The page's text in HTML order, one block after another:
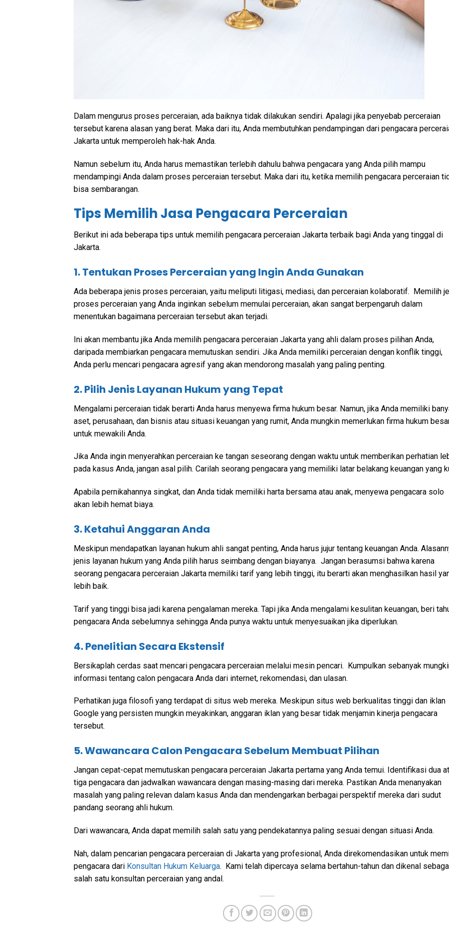
Dalam mengurus proses perceraian, ada baiknya tidak dilakukan sendiri. Apalagi jika penyebab perceraian
tersebut karena alasan yang berat. Maka dari itu, Anda membutuhkan pendampingan dari pengacara
Jakarta untuk memperoleh hak-hak Anda.
Namun sebelum itu, Anda harus memastikan terlebih dahulu bahwa pengacara yang Anda pilih mampu
mendampingi Anda dalam proses perceraian tersebut. Maka dari itu, ketika memilih pengacara perceraian
bisa sembarangan.
Tips Memilih Jasa Pengacara Perceraian
Berikut ini ada beberapa tips untuk memilih pengacara perceraian Jakarta terbaik bagi Anda yang tinggal di
Jakarta.
1. Tentukan Proses Perceraian yang Ingin Anda Gunakan
Ada beberapa jenis proses perceraian, yaitu meliputi litigasi, mediasi, dan perceraian kolaboratif. Memilih
proses perceraian yang Anda inginkan sebelum memulai perceraian, akan sangat berpengaruh dalam
menentukan bagaimana perceraian tersebut akan terjadi.
Ini akan membantu jika Anda memilih pengacara perceraian Jakarta yang ahli dalam proses pilihan Anda,
daripada membiarkan pengacara memutuskan sendiri. Jika Anda memiliki perceraian dengan konflik tinggi,
Anda perlu mencari pengacara agresif yang akan mendorong masalah yang paling penting.
2. Pilih Jenis Layanan Hukum yang Tepat
Mengalami perceraian tidak berarti Anda harus menyewa firma hukum besar. Namun, jika Anda memiliki
aset, perusahaan, dan bisnis atau situasi keuangan yang rumit, Anda mungkin memerlukan firma hukum
untuk mewakili Anda.
Jika Anda ingin menyerahkan perceraian ke tangan seseorang dengan waktu untuk memberikan perhatian
pada kasus Anda, jangan asal pilih. Carilah seorang pengacara yang memiliki latar belakang keuangan yang
Apabila pernikahannya singkat, dan Anda tidak memiliki harta bersama atau anak, menyewa pengacara solo
akan lebih hemat biaya.
3. Ketahui Anggaran Anda
Meskipun mendapatkan layanan hukum ahli sangat penting, Anda harus jujur ​​tentang keuangan Anda.
jenis layanan hukum yang Anda pilih harus seimbang dengan biayanya. Jangan berasumsi bahwa karena
seorang pengacara perceraian Jakarta memiliki tarif yang lebih tinggi, itu berarti akan menghasilkan hasil
lebih baik.
Tarif yang tinggi bisa jadi karena pengalaman mereka. Tapi jika Anda mengalami kesulitan keuangan, beri
pengacara Anda sebelumnya sehingga Anda punya waktu untuk menyesuaikan jika diperlukan.
4. Penelitian Secara Ekstensif
Bersikaplah cerdas saat mencari pengacara perceraian melalui mesin pencari. Kumpulkan sebanyak
informasi tentang calon pengacara Anda dari internet, rekomendasi, dan ulasan.
Perhatikan juga filosofi yang terdapat di situs web mereka. Meskipun situs web berkualitas tinggi dan iklan
Google yang persisten mungkin meyakinkan, anggaran iklan yang besar tidak menjamin kinerja pengacara
tersebut.
5. Wawancara Calon Pengacara Sebelum Membuat Pilihan
Jangan cepat-cepat memutuskan pengacara perceraian Jakarta pertama yang Anda temui. Identifikasi dua
tiga pengacara dan jadwalkan wawancara dengan masing-masing dari mereka. Pastikan Anda menanyakan
masalah yang paling relevan dalam kasus Anda dan mendengarkan berbagai perspektif mereka dari sudut
pandang seorang ahli hukum.
Dari wawancara, Anda dapat memilih salah satu yang pendekatannya paling sesuai dengan situasi Anda.
Nah, dalam pencarian pengacara perceraian di Jakarta yang profesional, Anda direkomendasikan untuk
pengacara dari Konsultan Hukum Keluarga. Kami telah dipercaya selama bertahun-tahun dan dikenal
salah satu konsultan perceraian yang andal.